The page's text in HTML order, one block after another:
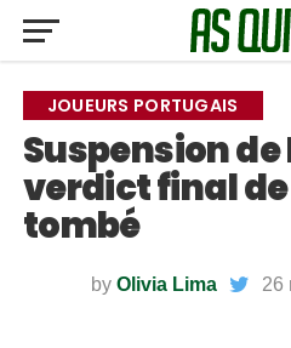
JOUEURS PORTUGAIS
Suspension de
verdict final de
tombé
by Olivia Lima 26